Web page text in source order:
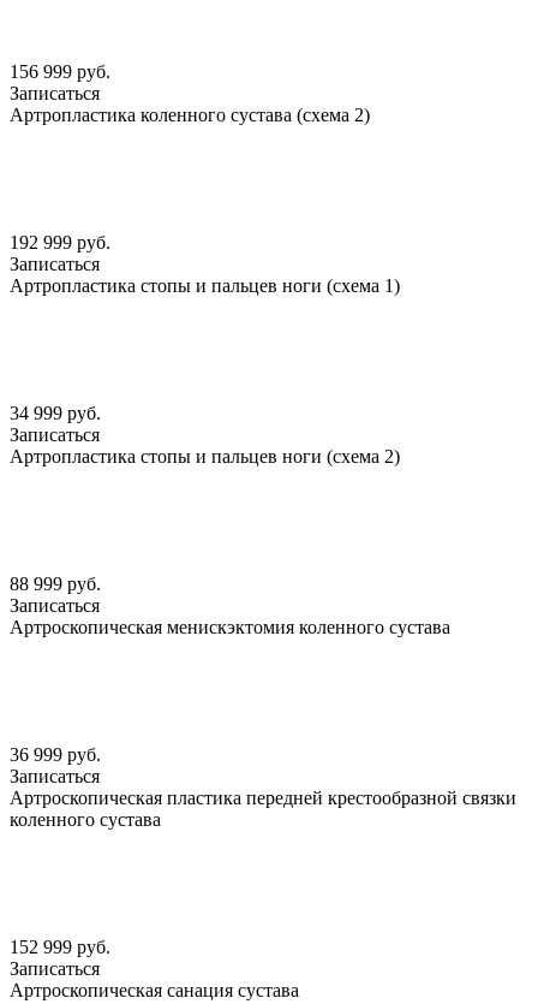
156 999 руб.
Записаться
Артропластика коленного сустава (схема 2)
192 999 руб.
Записаться
Артропластика стопы и пальцев ноги (схема 1)
34 999 руб.
Записаться
Артропластика стопы и пальцев ноги (схема 2)
88 999 руб.
Записаться
Артроскопическая менискэктомия коленного сустава
36 999 руб.
Записаться
Артроскопическая пластика передней крестообразной связки
коленного сустава
152 999 руб.
Записаться
Артроскопическая санация сустава